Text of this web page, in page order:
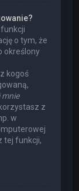
o tym, że
określony
kogoś
mnie
z
w
tej funkcji,